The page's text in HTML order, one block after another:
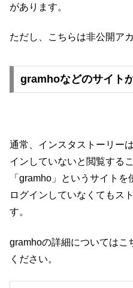
があります。
ただし、こちらは非公開ア
gramhoなどのサイト
通常、インスタストーリー
インしていないと閲覧する
「gramho」というサイト
ログインしていなくてもス
す。
gramhoの詳細についてはこ
ください。